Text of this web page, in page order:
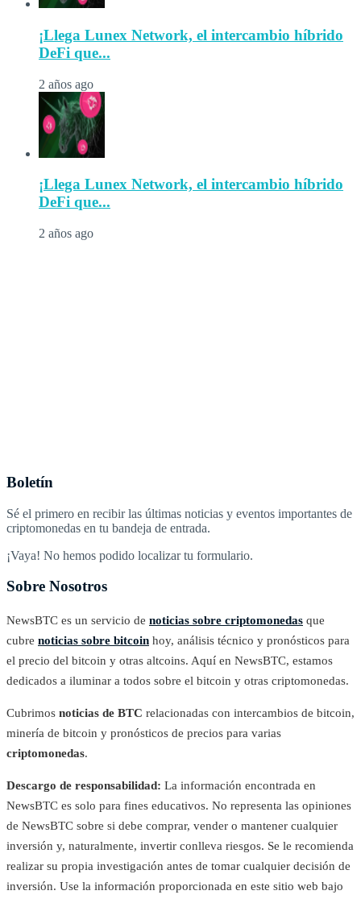
¡Llega Lunex Network, el intercambio híbrido
DeFi que...
2 años ago
¡Llega Lunex Network, el intercambio híbrido
DeFi que...
2 años ago
Boletín
Sé el primero en recibir las últimas noticias y eventos importantes de
criptomonedas en tu bandeja de entrada.
¡Vaya! No hemos podido localizar tu formulario.
Sobre Nosotros
NewsBTC es un servicio de noticias sobre criptomonedas que
cubre noticias sobre bitcoin hoy, análisis técnico y pronósticos para
el precio del bitcoin y otras altcoins. Aquí en NewsBTC, estamos
dedicados a iluminar a todos sobre el bitcoin y otras criptomonedas.
Cubrimos noticias de BTC relacionadas con intercambios de bitcoin,
minería de bitcoin y pronósticos de precios para varias
criptomonedas.
Descargo de responsabilidad: La información encontrada en
NewsBTC es solo para fines educativos. No representa las opiniones
de NewsBTC sobre si debe comprar, vender o mantener cualquier
inversión y, naturalmente, invertir conlleva riesgos. Se le recomienda
realizar su propia investigación antes de tomar cualquier decisión de
inversión. Use la información proporcionada en este sitio web bajo